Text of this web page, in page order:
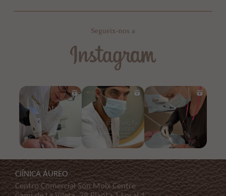
Segueix-nos a
ClÍNICA ÁUREO
Centro Comercial Son Moix Centre